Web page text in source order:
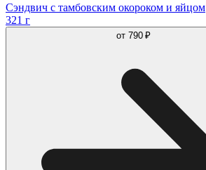
Сэндвич с тамбовским окороком и яйцом
321 г
от 790 ₽